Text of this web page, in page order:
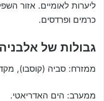
ליערות לאומיים. אזור
כרמים ופרדסים.
גבולות של אלבניה
ממזרח: סביה (קוסבו),
ממערב: הים האדריאטי.